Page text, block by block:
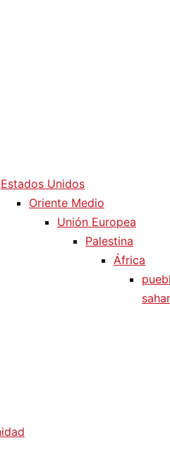
Estados Unidos
Oriente Medio
Unión Europea
Palestina
África